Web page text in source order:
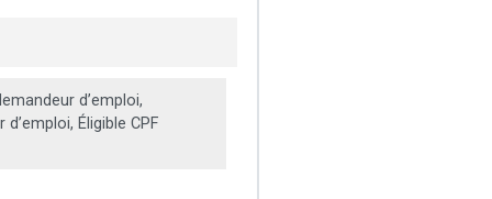
d’emploi,
d’emploi, Éligible CPF